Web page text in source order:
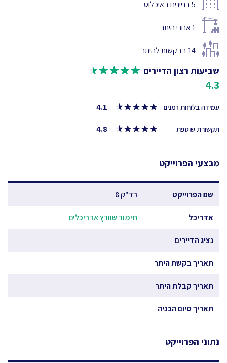
5בניינים באיכלוס
1אחרי היתר
14בבקשות להיתר
שביעות רצון הדיירים
4.3
עמידה בלוחות זמנים 4.1
תקשורת שוטפת 4.8
מבצעי הפרוייקט
שם הפרוייקט רד"ק 8
אדריכל תימור שוורץ אדריכלים
נציג הדיירים
תאריך בקשת היתר
תאריך קבלת היתר
תאריך סיום הבניה
נתוני הפרוייקט